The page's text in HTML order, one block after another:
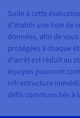
Suite à cette
d'établir une liste de
données, afin de
protégées à chaque
d'arrêt est réduit au
équipes pourront
infrastructure
défis communs liés à